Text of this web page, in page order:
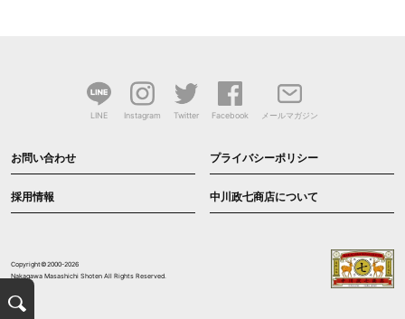
LINE Instagram Twitter Facebook メールマガジン
お問い合わせ プライバシーポリシー
採用情報 中川政七商店について
Copyright©2000-2026
Nakagawa Masashichi Shoten All Rights Reserved.
検